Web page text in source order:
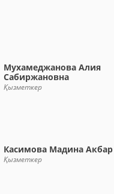
Мухамеджанова Алия
Сабиржановна
Қызметкер
Касимова Мадина Акбар
Қызметкер